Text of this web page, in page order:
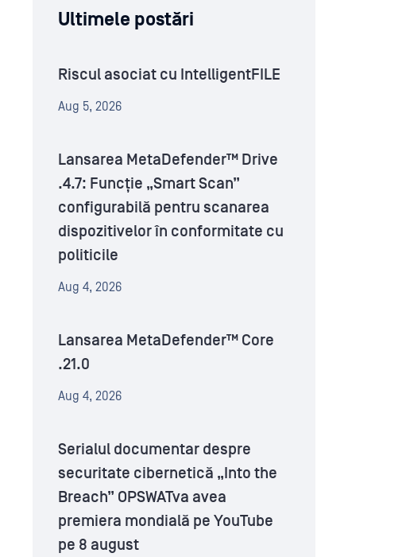
Ultimele postări
Riscul asociat cu IntelligentFILE
Aug 5, 2026
Lansarea MetaDefender™ Drive
.4.7: Funcție „Smart Scan”
configurabilă pentru scanarea
dispozitivelor în conformitate cu
politicile
Aug 4, 2026
Lansarea MetaDefender™ Core
.21.0
Aug 4, 2026
Serialul documentar despre
securitate cibernetică „Into the
Breach” OPSWATva avea
premiera mondială pe YouTube
pe 8 august